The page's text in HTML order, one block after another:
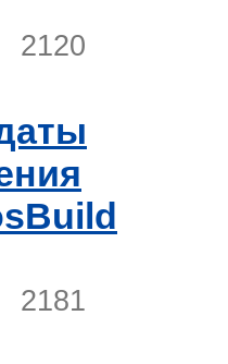
2120
2181